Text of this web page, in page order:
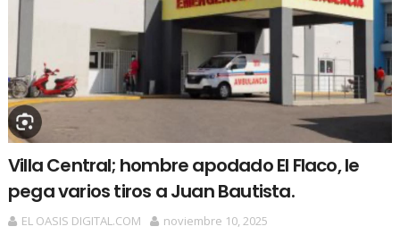
Villa Central; hombre apodado El Flaco, le
pega varios tiros a Juan Bautista.
EL OASIS DIGITAL.COM
noviembre 10, 2025